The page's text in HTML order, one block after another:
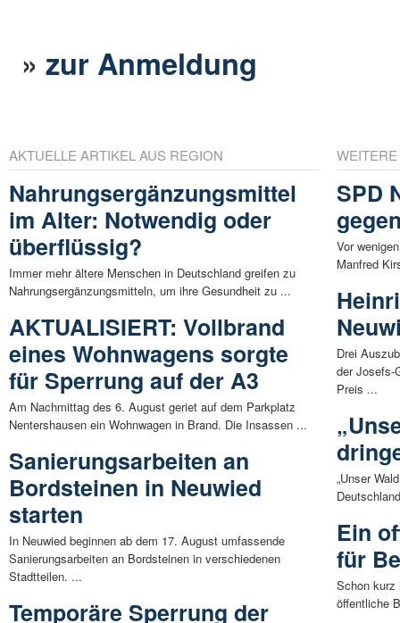
»zur Anmeldung
AKTUELLE ARTIKEL AUS REGION
Nahrungsergänzungsmittel
im Alter: Notwendig oder
überflüssig?
Immer mehr ältere Menschen in Deutschland greifen zu
Nahrungsergänzungsmitteln, um ihre Gesundheit zu ...
AKTUALISIERT: Vollbrand
eines Wohnwagens sorgte
für Sperrung auf der A3
Am Nachmittag des 6. August geriet auf dem Parkplatz
Nentershausen ein Wohnwagen in Brand. Die Insassen ...
Sanierungsarbeiten an
Bordsteinen in Neuwied
starten
In Neuwied beginnen ab dem 17. August umfassende
Sanierungsarbeiten an Bordsteinen in verschiedenen
Stadtteilen. ...
Temporäre Sperrung der
SPD
Vor
Manfred
Drei
der Josefs-
Preis ...
„Unser
Ein
für
Schon kurz
öffentliche